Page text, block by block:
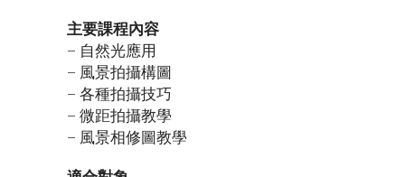
主要課程內容
– 自然光應用
– 風景拍攝構圖
– 各種拍攝技巧
– 微距拍攝教學
– 風景相修圖教學